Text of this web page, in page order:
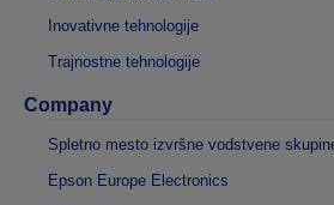
Inovativne tehnologije
Trajnostne tehnologije
Company
Spletno mesto izvršne vodstvene
Epson Europe Electronics